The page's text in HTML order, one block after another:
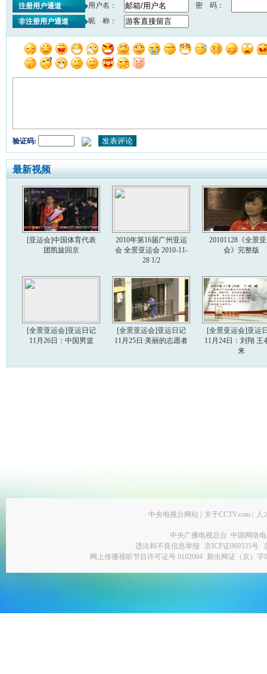
注册用户通道 用户名：
密 码：
非注册用户通道
昵 称：
验证码:
最新视频
[亚运会]中国体育代表
团凯旋回京
2010年第16届广州亚运
会 全景亚运会 2010-11-
28 1/2
20101128《全景
会》完整版
[全景亚运会]亚运日记
11月26日：中国男篮
[全景亚运会]亚运日记
11月25日:美丽的志愿者
[全景亚运会]亚运
11月24日：刘翔 王
来
中央电视台网站 关于CCTV.com 人
中央广播电视总台 中国网络
违法和不良信息举报
京ICP证060535号
网上传播视听节目许可证号 0102004 新出网证（京）